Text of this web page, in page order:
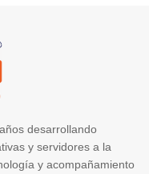
desarrollando
y servidores a la
y acompañamiento